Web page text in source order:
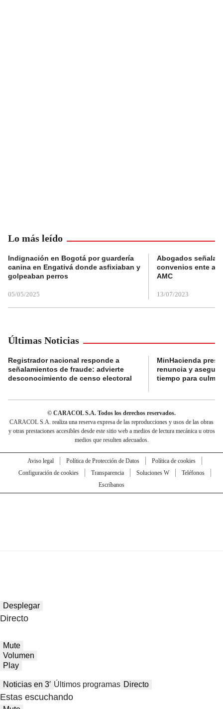
Lo más leído
Indignación en Bogotá por guardería
canina en Engativá donde asfixiaban y
golpeaban perros
05/05/2025
Abogados
convenios ente
AMC
13/07/2023
Últimas Noticias
Registrador nacional responde a
señalamientos de fraude: advierte
desconocimiento de censo electoral
MinHacienda
renuncia y
tiempo para
© CARACOL S.A. Todos los derechos reservados.
CARACOL S.A. realiza una reserva expresa de las reproducciones y usos de las obras
y otras prestaciones accesibles desde este sitio web a medios de lectura mecánica u otros
medios que resulten adecuados.
Aviso legal Política de Protección de Datos
Política de cookies
Configuración de cookies
Transparencia Soluciones W
Teléfonos
Escríbanos
Desplegar
Directo
Mute
Volumen
Play
Noticias en 3′ Últimos programas Directo
Estas escuchando